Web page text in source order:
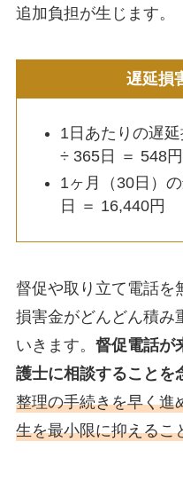
追加負担が生じます。
遅延損
1日あたりの遅
÷ 365日 ＝ 548円
1ヶ月（30日）
日 ＝ 16,440円
督促や取り立て電話を
損害金がどんどん積み
いきます。 督促電話が
護士に相談することを
整理の手続きを早く進
生を最小限に抑えるこ